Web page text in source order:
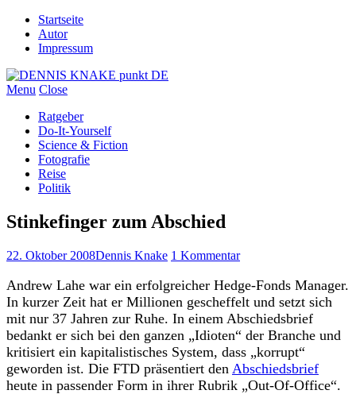
Startseite
Autor
Impressum
Menu Close
Ratgeber
Do-It-Yourself
Science & Fiction
Fotografie
Reise
Politik
Stinkefinger zum Abschied
22. Oktober 2008Dennis Knake 1 Kommentar
Andrew Lahe war ein erfolgreicher Hedge-Fonds Manager.
In kurzer Zeit hat er Millionen gescheffelt und setzt sich
mit nur 37 Jahren zur Ruhe. In einem Abschiedsbrief
bedankt er sich bei den ganzen „Idioten“ der Branche und
kritisiert ein kapitalistisches System, dass „korrupt“
geworden ist. Die FTD präsentiert den Abschiedsbrief
heute in passender Form in ihrer Rubrik „Out-Of-Office“.